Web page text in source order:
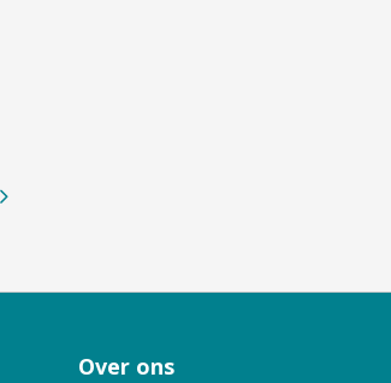
Over ons